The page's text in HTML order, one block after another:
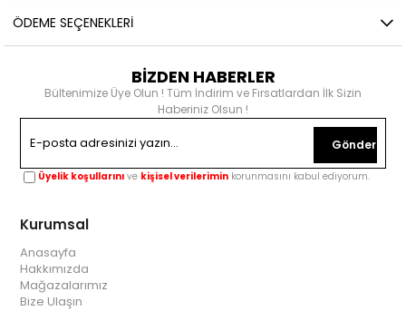
ÖDEME SEÇENEKLERI
BİZDEN HABERLER
Bültenimize Üye Olun ! Tüm İndirim ve Fırsatlardan İlk Sizin
Haberiniz Olsun !
Gönder
Üyelik koşullarını ve kişisel verilerimin korunmasını kabul ediyorum.
Kurumsal
Anasayfa
Hakkımızda
Mağazalarımız
Bize Ulaşın